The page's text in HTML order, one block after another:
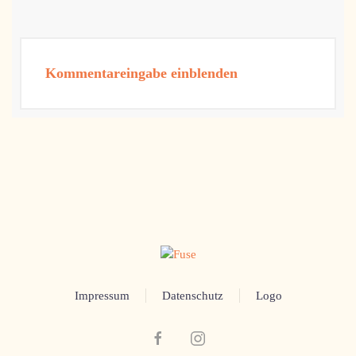
Kommentareingabe einblenden
Impressum Datenschutz Logo